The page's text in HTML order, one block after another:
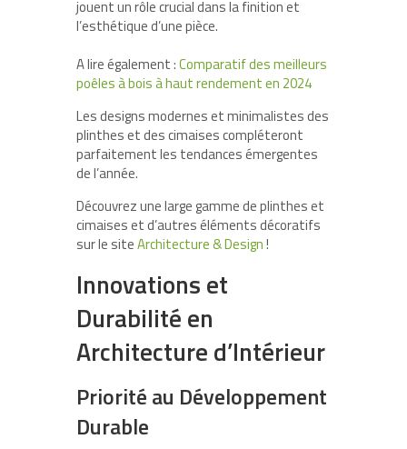
jouent un rôle crucial dans la finition et
l’esthétique d’une pièce.
A lire également :Comparatif des meilleurs
poêles à bois à haut rendement en 2024
Les designs modernes et minimalistes des
plinthes et des cimaises compléteront
parfaitement les tendances émergentes
de l’année.
Découvrez une large gamme de plinthes et
cimaises et d’autres éléments décoratifs
sur le siteArchitecture & Design!
Innovations et
Durabilité en
Architecture d’Intérieur
Priorité au Développement
Durable